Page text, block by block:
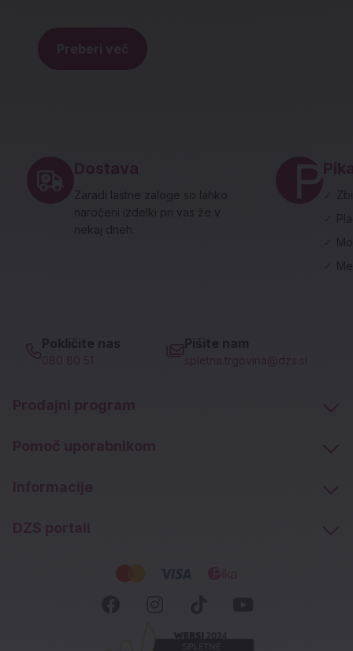
Dostava
Zaradi lastne zaloge so lahko
naročeni izdelki pri vas že v
nekaj dneh.
✓
✓
Pokličite nas
080 80 51
Pišite nam
spletna.trgovina@dzs.si
Prodajni program
Pomoč uporabnikom
Informacije
DZS portali